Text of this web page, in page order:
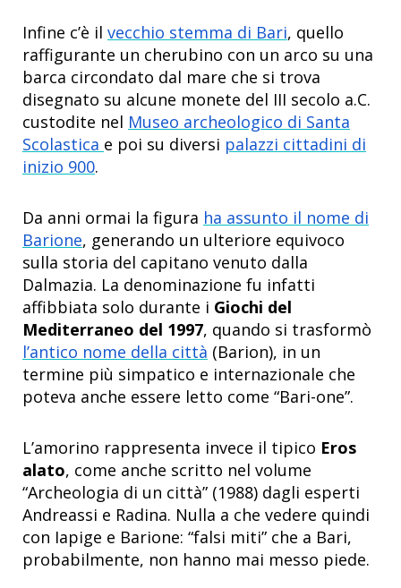
Infine c’è il vecchio stemma di Bari, quello
raffigurante un cherubino con un arco su una
barca circondato dal mare che si trova
disegnato su alcune monete del III secolo a.C.
custodite nel Museo archeologico di Santa
Scolastica e poi su diversi palazzi cittadini di
inizio 900.
Da anni ormai la figura ha assunto il nome di
Barione, generando un ulteriore equivoco
sulla storia del capitano venuto dalla
Dalmazia. La denominazione fu infatti
affibbiata solo durante i Giochi del
Mediterraneo del 1997, quando si trasformò
l’antico nome della città (Barion), in un
termine più simpatico e internazionale che
poteva anche essere letto come “Bari-one”.
L’amorino rappresenta invece il tipico Eros
alato, come anche scritto nel volume
“Archeologia di un città” (1988) dagli esperti
Andreassi e Radina. Nulla a che vedere quindi
con Iapige e Barione: “falsi miti” che a Bari,
probabilmente, non hanno mai messo piede.